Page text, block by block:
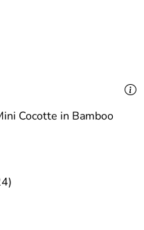
Cocotte in Bamboo